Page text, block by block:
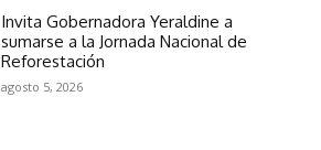
Invita Gobernadora Yeraldine a
sumarse a la Jornada Nacional de
Reforestación
agosto 5, 2026